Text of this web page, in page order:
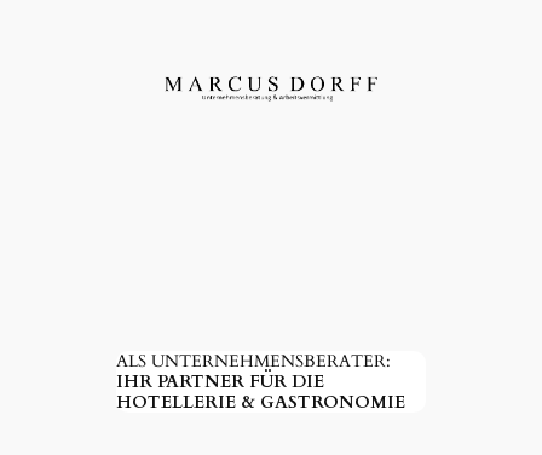
ALS UNTERNEHMENSBERATER:
IHR PARTNER FÜR DIE
HOTELLERIE & GASTRONOMIE